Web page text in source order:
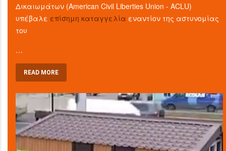
Δικαιωμάτων (American Civil Liberties Union - ACLU)
υπέβαλε επίσημη καταγγελία εναντίον της αστυνομίας
του
…
READ MORE